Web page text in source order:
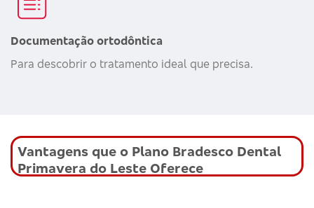
Documentação ortodôntica
Para descobrir o tratamento ideal que precisa.
Vantagens que o Plano Bradesco Dental
Primavera do Leste Oferece